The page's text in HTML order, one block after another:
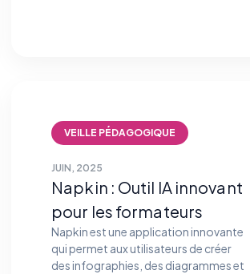
VEILLE PÉDAGOGIQUE
JUIN, 2025
Napkin : Outil IA innovant
pour les formateurs
Napkin est une application innovante
qui permet aux utilisateurs de créer
des infographies, des diagrammes et